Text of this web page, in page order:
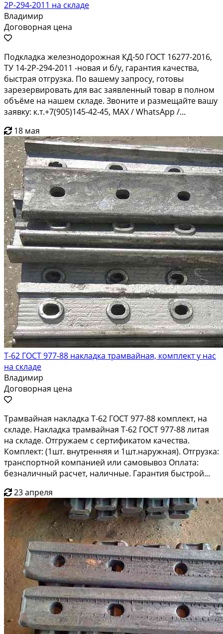
2Р-294-2011 на складе
Владимир
Договорная цена
Подкладка железнодорожная КД-50 ГОСТ 16277-2016,
ТУ 14-2Р-294-2011 -новая и б/у, гарантия качества,
быстрая отгрузка. По вашему запросу, готовы
зарезервировать для вас заявленный товар в полном
объёме на нашем складе. Звоните и размещайте вашу
заявку: к.т.+7(905)145-42-45, MAX / WhatsApp /...
18 мая
Т-62 ГОСТ 977-88 накладка трамвайная, комплект у нас
на складе
Владимир
Договорная цена
Трамвайная накладка Т-62 ГОСТ 977-88 комплект, на
складе. Накладка трамвайная Т-62 ГОСТ 977-88 литая
на складе. Отгружаем с сертификатом качества.
Комплект: (1шт. внутренняя и 1шт.наружная). Отгрузка:
транспортной компанией или самовывоз Оплата:
безналичный расчет, наличные. Гарантия быстрой...
23 апреля